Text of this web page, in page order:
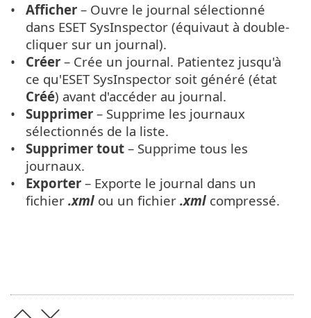
Afficher – Ouvre le journal sélectionné
dans ESET SysInspector (équivaut à double-
cliquer sur un journal).
Créer – Crée un journal. Patientez jusqu'à
ce qu'ESET SysInspector soit généré (état
Créé) avant d'accéder au journal.
Supprimer – Supprime les journaux
sélectionnés de la liste.
Supprimer tout – Supprime tous les
journaux.
Exporter – Exporte le journal dans un
fichier.xml ou un fichier.xml compressé.